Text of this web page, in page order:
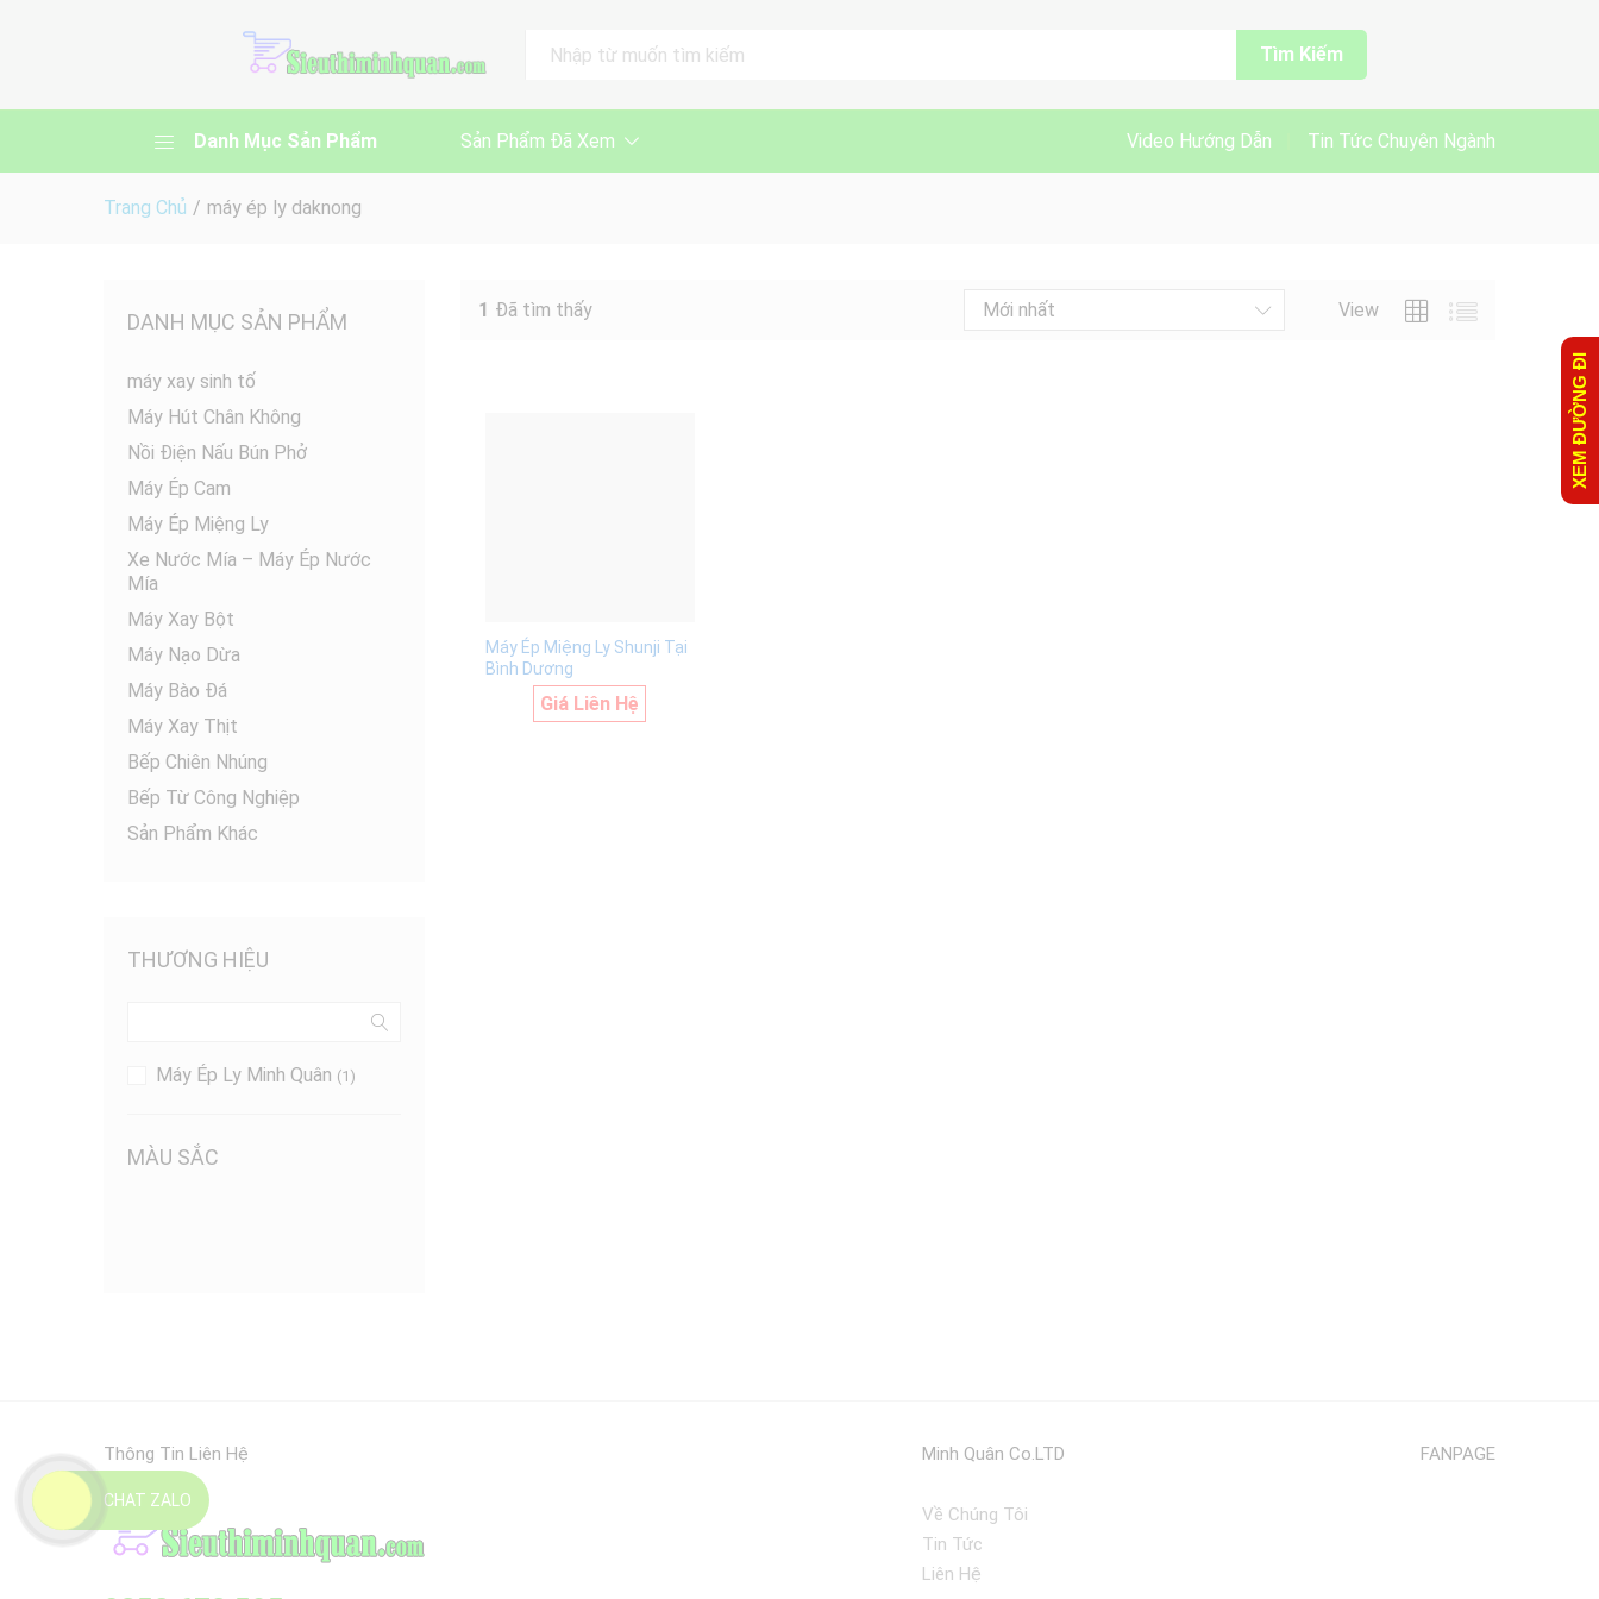
Tìm Kiếm
Danh Mục Sản Phẩm Sản Phẩm Đã Xem Video Hướng Dẫn Tin Tức Chuyên Ngành
Trang Chủ / máy ép ly daknong
1 Đã tìm thấy View
Mới nhất
Máy Ép Miệng Ly Shunji Tại
Bình Dương
Giá Liên Hệ
DANH MỤC SẢN PHẨM
máy xay sinh tố
Máy Hút Chân Không
Nồi Điện Nấu Bún Phở
Máy Ép Cam
Máy Ép Miệng Ly
Xe Nước Mía – Máy Ép Nước
Mía
Máy Xay Bột
Máy Nạo Dừa
Máy Bào Đá
Máy Xay Thịt
Bếp Chiên Nhúng
Bếp Từ Công Nghiệp
Sản Phẩm Khác
THƯƠNG HIỆU
Máy Ép Ly Minh Quân (1)
MÀU SẮC
CHAT ZALO
Thông Tin Liên Hệ Minh Quân Co.LTD
Về Chúng Tôi
Tin Tức
Liên Hệ
FANPAGE
XEM ĐƯỜNG ĐI